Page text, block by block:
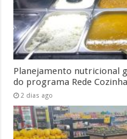
Planejamento nutricional
do programa Rede
2 dias ago